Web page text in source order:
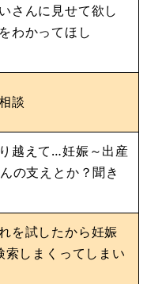
さんに見せて欲し
わかってほし
談
越えて…妊娠～出産
の支えとか？聞き
を試したから妊娠
索しまくってしまい